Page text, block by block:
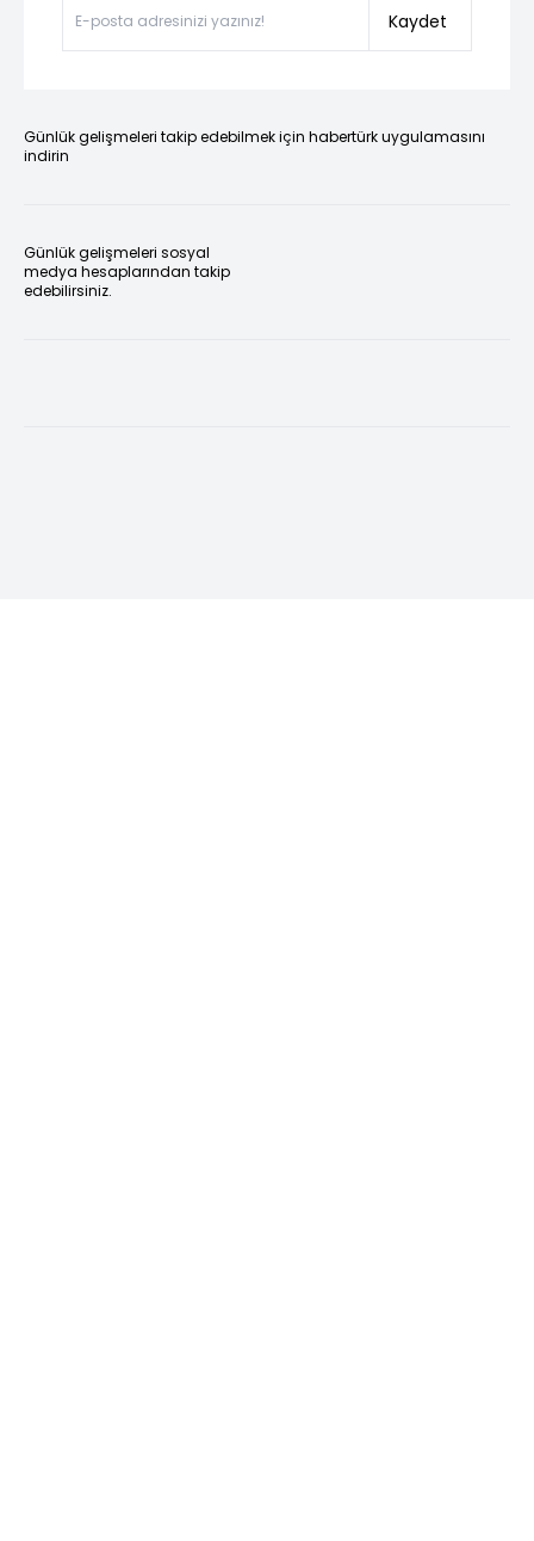
Kaydet
Günlük gelişmeleri takip edebilmek için habertürk uygulamasını
indirin
Günlük gelişmeleri sosyal
medya hesaplarından takip
edebilirsiniz.